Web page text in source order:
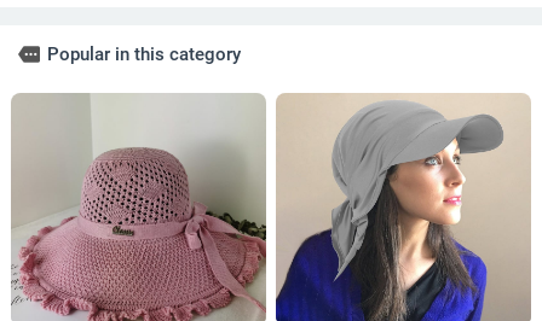
more Popular in this category